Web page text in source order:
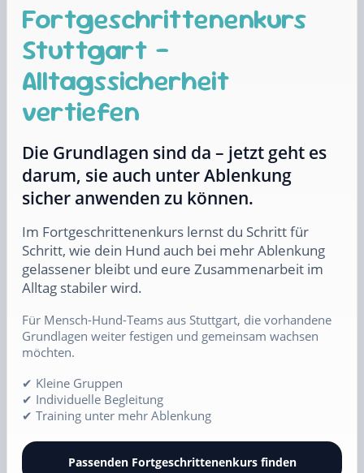
Fortgeschrittenenkurs
Stuttgart –
Alltagssicherheit
vertiefen
Die Grundlagen sind da – jetzt geht es
darum, sie auch unter Ablenkung
sicher anwenden zu können.
Im Fortgeschrittenenkurs lernst du Schritt für
Schritt, wie dein Hund auch bei mehr Ablenkung
gelassener bleibt und eure Zusammenarbeit im
Alltag stabiler wird.
Für Mensch-Hund-Teams aus Stuttgart, die vorhandene
Grundlagen weiter festigen und gemeinsam wachsen
möchten.
✔ Kleine Gruppen
✔ Individuelle Begleitung
✔ Training unter mehr Ablenkung
Passenden Fortgeschrittenenkurs finden